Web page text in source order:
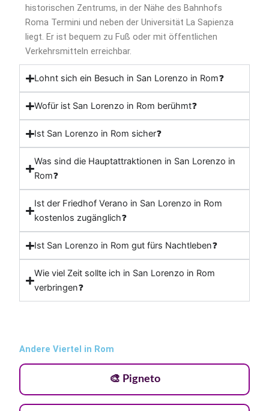
historischen Zentrums, in der Nähe des Bahnhofs
Roma Termini und neben der Universität La Sapienza
liegt. Er ist bequem zu Fuß oder mit öffentlichen
Verkehrsmitteln erreichbar.
Lohnt sich ein Besuch in San Lorenzo in Rom❓
Wofür ist San Lorenzo in Rom berühmt❓
Ist San Lorenzo in Rom sicher❓
Was sind die Hauptattraktionen in San Lorenzo in
Rom❓
Ist der Friedhof Verano in San Lorenzo in Rom
kostenlos zugänglich❓
Ist San Lorenzo in Rom gut fürs Nachtleben❓
Wie viel Zeit sollte ich in San Lorenzo in Rom
verbringen❓
Andere Viertel in Rom
🎨 Pigneto